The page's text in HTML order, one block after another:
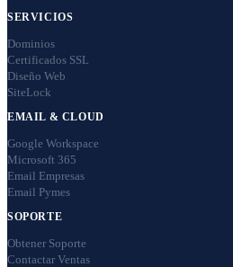
SERVICIOS
Dominios
Certificados SSL
Diseño Web
SiteLock
EMAIL & CLOUD
Google Workspace
Microsoft 365
Email Empresas
Email Pymes
SOPORTE
Obtener Soporte
Contactar Ventas